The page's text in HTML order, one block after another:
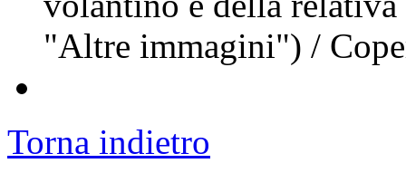
"Altre immagini") /
Torna indietro